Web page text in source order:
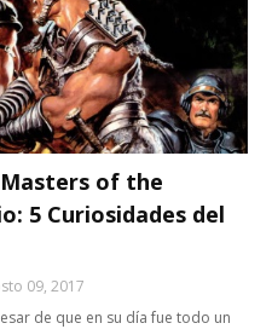
of the
5 Curiosidades del
09, 2017
de que en su día fue todo un